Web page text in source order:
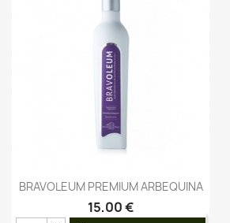
Vorschau
BRAVOLEUM PREMIUM ARBEQUINA
15,00 €